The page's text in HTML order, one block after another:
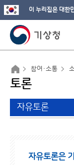
이 누리집은 대한
참여·소통
토론
자유토론
자유토론은